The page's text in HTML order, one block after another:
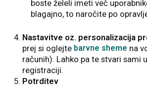
boste želeli imeti več
blagajno, to naročite po
Nastavitve oz. personalizacija
prej si oglejte barvne sheme na
računih). Lahko pa te stvari sami
registraciji.
Potrditev